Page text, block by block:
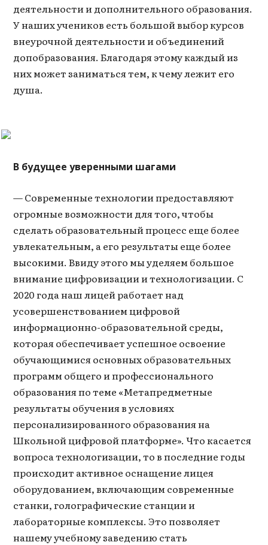
деятельности и дополнительного образования.
У наших учеников есть большой выбор курсов
внеурочной деятельности и объединений
допобразования. Благодаря этому каждый из
них может заниматься тем, к чему лежит его
душа.
В будущее уверенными шагами
— Современные технологии предоставляют
огромные возможности для того, чтобы
сделать образовательный процесс еще более
увлекательным, а его результаты еще более
высокими. Ввиду этого мы уделяем большое
внимание цифровизации и технологизации. С
2020 года наш лицей работает над
усовершенствованием цифровой
информационно-образовательной среды,
которая обеспечивает успешное освоение
обучающимися основных образовательных
программ общего и профессионального
образования по теме «Метапредметные
результаты обучения в условиях
персонализированного образования на
Школьной цифровой платформе». Что касается
вопроса технологизации, то в последние годы
происходит активное оснащение лицея
оборудованием, включающим современные
станки, голографические станции и
лабораторные комплексы. Это позволяет
нашему учебному заведению стать